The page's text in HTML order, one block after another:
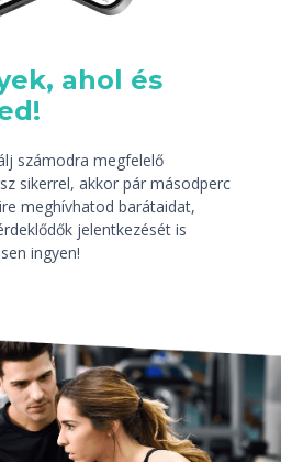
ahol és
számodra megfelelő
sikerrel, akkor pár másodperc
meghívhatod barátaidat,
jelentkezését is
ingyen!